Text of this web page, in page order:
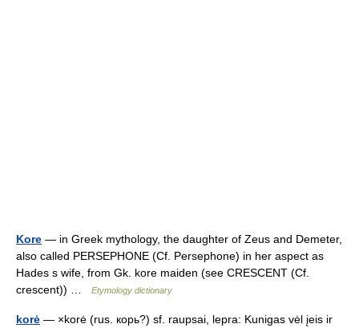
Kore — in Greek mythology, the daughter of Zeus and Demeter,
also called PERSEPHONE (Cf. Persephone) in her aspect as
Hades s wife, from Gk. kore maiden (see CRESCENT (Cf.
crescent)) …
Etymology dictionary
korė — ×korė (rus. кopь?) sf. raupsai, lepra: Kunigas vėl įeis ir